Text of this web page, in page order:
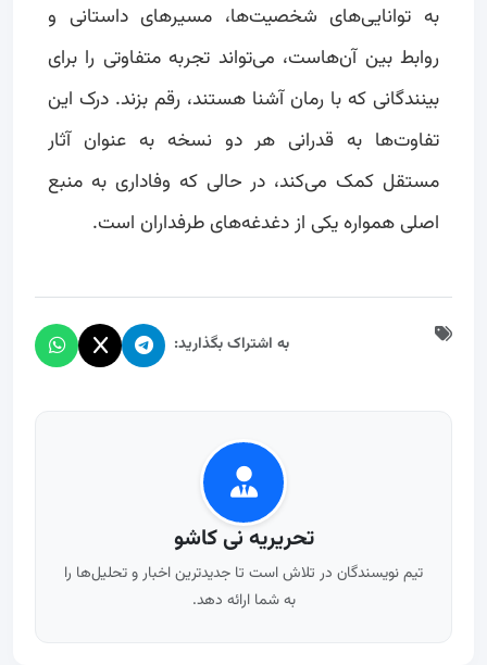
به توانایی‌های شخصیت‌ها، مسیرهای داستانی و
روابط بین آن‌هاست، می‌تواند تجربه متفاوتی را برای
بینندگانی که با رمان آشنا هستند، رقم بزند. درک این
تفاوت‌ها به قدرانی هر دو نسخه به عنوان آثار
مستقل کمک می‌کند، در حالی که وفاداری به منبع
اصلی همواره یکی از دغدغه‌های طرفداران است.
به اشتراک بگذارید:
تحریریه نی کاشو
تیم نویسندگان در تلاش است تا جدیدترین اخبار و تحلیل‌ها را
به شما ارائه دهد.